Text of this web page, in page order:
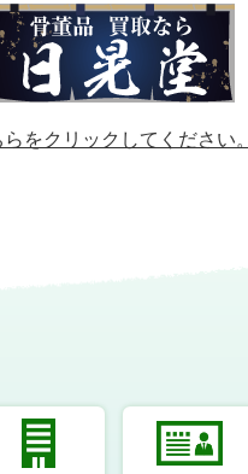
らをクリックしてください。